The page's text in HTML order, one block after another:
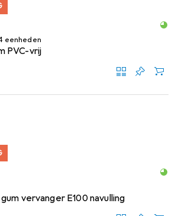
eenheden
PVC-vrij
vervanger E100 navulling